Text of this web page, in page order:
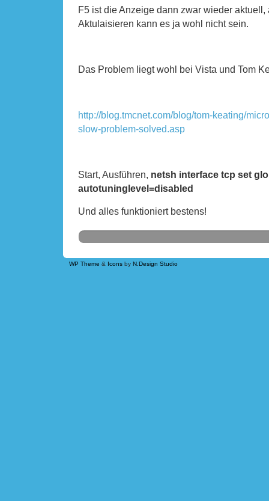
F5 ist die Anzeige dann zwar wieder aktuell,
Aktulaisieren kann es ja wohl nicht sein.
Das Problem liegt wohl bei Vista und Tom
http://blog.tmcnet.com/blog/tom-keating/
slow-problem-solved.asp
Start, Ausführen, netsh interface tcp set
autotuninglevel=disabled
Und alles funktioniert bestens!
WP Theme & Icons by N.Design Studio